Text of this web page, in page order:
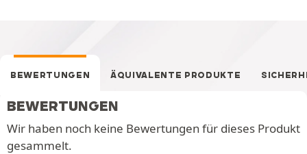
BEWERTUNGEN ÄQUIVALENTE PRODUKTE
BEWERTUNGEN
Wir haben noch keine Bewertungen für dieses Produkt
gesammelt.